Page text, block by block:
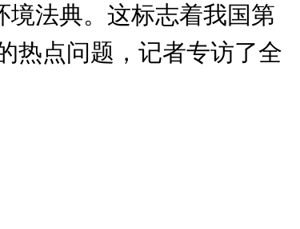
境法典。这标志着我国第
热点问题，记者专访了全